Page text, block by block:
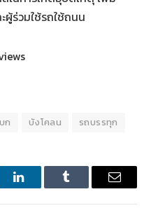
ร่วมใช้รถใช้ถนน
ก บังโคลน รถบรรทุก
LinkedInTumblr Email